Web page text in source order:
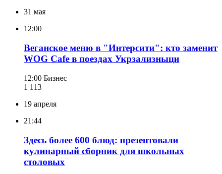
31 мая
12:00
Веганское меню в "Интерсити": кто заменит
WOG Cafe в поездах Укрзализныци
12:00 Бизнес
1 113
19 апреля
21:44
Здесь более 600 блюд: презентовали
кулинарный сборник для школьных
столовых